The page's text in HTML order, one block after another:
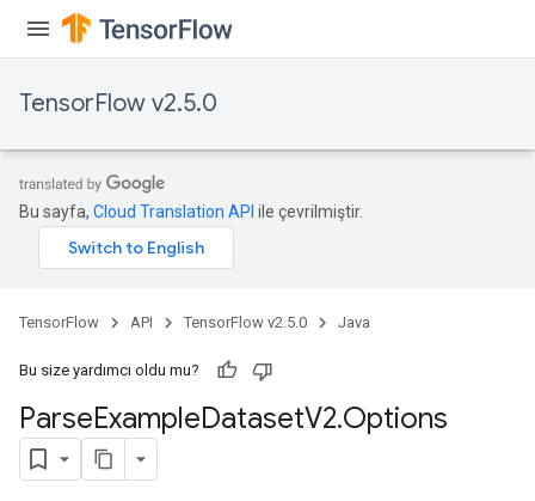
TensorFlow v2.5.0
Bu sayfa, Cloud Translation API ile çevrilmiştir.
TensorFlow API TensorFlow v2.5.0 Java
Bu size yardımcı oldu mu?
ParseExampleDatasetV2.Options